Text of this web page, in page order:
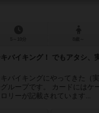
バイキング！ でもアタシ、
バイキングにやってきた（
ループです。 カードにはケ
リーが記載されています...